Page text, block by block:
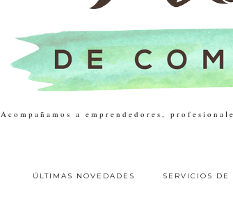
Acompañamos a emprendedores,
ÚLTIMAS NOVEDADES SERVICIOS DE